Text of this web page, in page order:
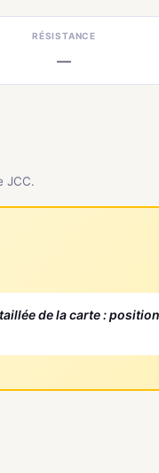
RÉSISTANCE
—
JCC.
de la carte :